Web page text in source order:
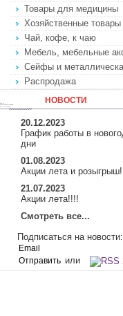
Товары для медицины
Хозяйственные товары
Чай, кофе, к чаю
Мебель, мебельные
Сейфы и
Распродажа
НОВОСТИ
20.12.2023
График работы в
дни
01.08.2023
Акции лета и
21.07.2023
Акции лета!!!!
Смотреть все...
Подписаться на новости:
или